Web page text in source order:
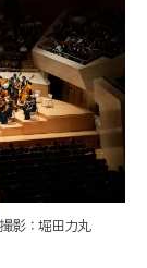
影：堀田力丸